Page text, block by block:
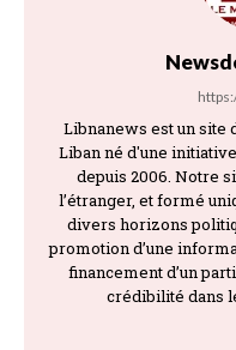
Libnanews est un site
Liban né d'une
depuis 2006. Notre
l’étranger, et formé
divers horizons
promotion d’une
financement d’un
crédibilité dans